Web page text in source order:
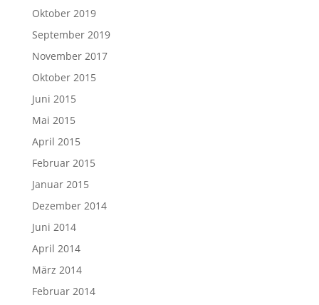
Oktober 2019
September 2019
November 2017
Oktober 2015
Juni 2015
Mai 2015
April 2015
Februar 2015
Januar 2015
Dezember 2014
Juni 2014
April 2014
März 2014
Februar 2014